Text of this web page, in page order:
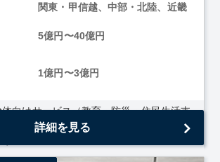
関東・甲信越、中部・北陸、近畿
5億円〜40億円
1億円〜3億円
向けサービス（教育・防災・住民生活支
）の基盤獲得・拡大・全国展開に向けた、
詳細を見る